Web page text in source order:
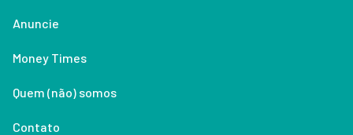
Anuncie
Money Times
Quem (não) somos
Contato